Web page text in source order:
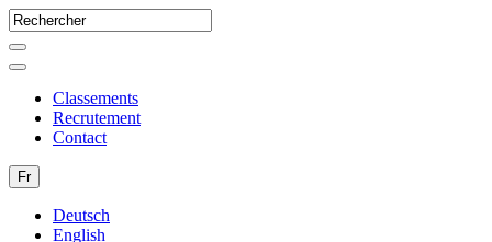
Classements
Recrutement
Contact
Fr
Deutsch
English